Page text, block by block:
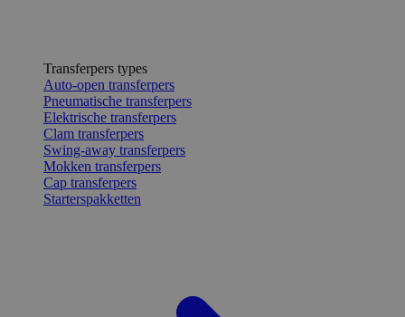
Transferpers types
Auto-open transferpers
Pneumatische transferpers
Elektrische transferpers
Clam transferpers
Swing-away transferpers
Mokken transferpers
Cap transferpers
Starterspakketten